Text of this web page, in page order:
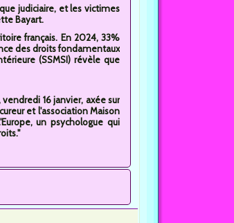
judiciaire, et les victimes
Bayart.
français. En 2024, 33%
des droits fondamentaux
(SSMSI) révèle que
16 janvier, axée sur
et l'association Maison
un psychologue qui